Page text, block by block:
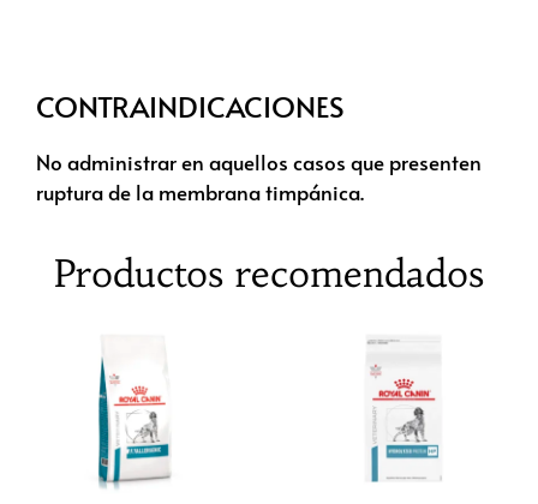
CONTRAINDICACIONES
No administrar en aquellos casos que presenten
ruptura de la membrana timpánica.
Productos recomendados